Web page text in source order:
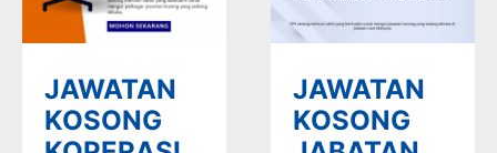
JAWATAN
KOSONG
JAWATAN
KOSONG